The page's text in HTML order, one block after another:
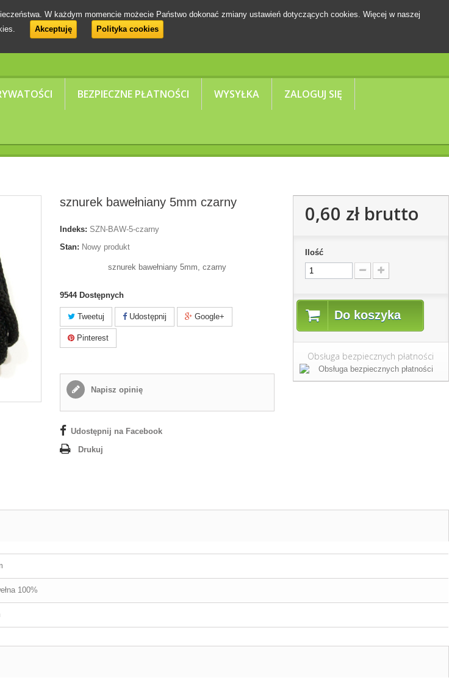
BEZPIECZNE PŁATNOŚCI WYSYŁKA ZALOGUJ SIĘ
W każdym momencie możecie Państwo dokonać zmiany ustawień dotyczących cookies. Więcej w naszej
Akceptuję Polityka cookies
sznurek bawełniany 5mm czarny
Indeks: SZN-BAW-5-czarny
Stan: Nowy produkt
sznurek bawełniany 5mm, czarny
9544 Dostępnych
Tweetuj Udostępnij Google+
Pinterest
Napisz opinię
Udostępnij na Facebook
Drukuj
0,60 złbrutto
Ilość
Do koszyka
Obsługa bezpiecznych płatności
100%